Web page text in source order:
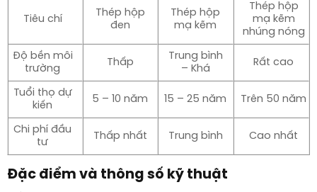
Tiêu chí
Thép hộp
đen
Thép hộp
mạ kẽm
Thép hộp
mạ kẽm
nhúng nóng
Độ bền môi
trường
Thấp
Trung bình
– Khá
Rất cao
Tuổi thọ dự
kiến
5 – 10 năm 15 – 25 năm Trên 50 năm
Chi phí đầu
tư
Thấp nhất Trung bình Cao nhất
Đặc điểm và thông số kỹ thuật